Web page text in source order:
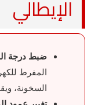
الإيطالي
ضبط درجة الحرارة
المفرط
السخونة،